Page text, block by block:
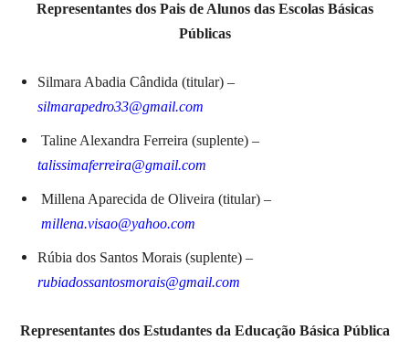
Representantes dos Pais de Alunos das Escolas Básicas
Públicas
Silmara Abadia Cândida (titular) –
silmarapedro33@gmail.com
Taline Alexandra Ferreira (suplente) –
talissimaferreira@gmail.com
Millena Aparecida de Oliveira (titular) –
millena.visao@yahoo.com
Rúbia dos Santos Morais (suplente) –
rubiadossantosmorais@gmail.com
Representantes dos Estudantes da Educação Básica Pública